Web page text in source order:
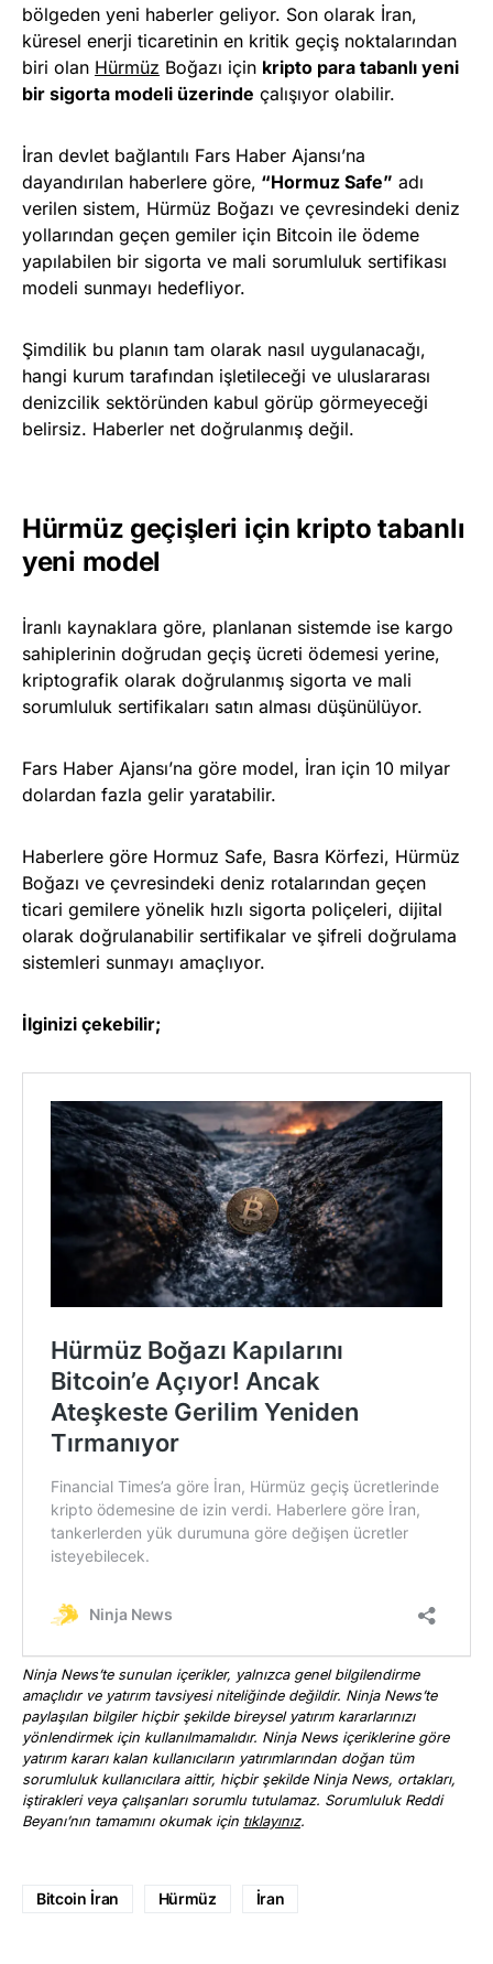
bölgeden yeni haberler geliyor. Son olarak İran,
küresel enerji ticaretinin en kritik geçiş noktalarından
biri olan Hürmüz Boğazı için kripto para tabanlı yeni
bir sigorta modeli üzerinde çalışıyor olabilir.
İran devlet bağlantılı Fars Haber Ajansı’na
dayandırılan haberlere göre, “Hormuz Safe” adı
verilen sistem, Hürmüz Boğazı ve çevresindeki deniz
yollarından geçen gemiler için Bitcoin ile ödeme
yapılabilen bir sigorta ve mali sorumluluk sertifikası
modeli sunmayı hedefliyor.
Şimdilik bu planın tam olarak nasıl uygulanacağı,
hangi kurum tarafından işletileceği ve uluslararası
denizcilik sektöründen kabul görüp görmeyeceği
belirsiz. Haberler net doğrulanmış değil.
Hürmüz geçişleri için kripto tabanlı
yeni model
İranlı kaynaklara göre, planlanan sistemde ise kargo
sahiplerinin doğrudan geçiş ücreti ödemesi yerine,
kriptografik olarak doğrulanmış sigorta ve mali
sorumluluk sertifikaları satın alması düşünülüyor.
Fars Haber Ajansı’na göre model, İran için 10 milyar
dolardan fazla gelir yaratabilir.
Haberlere göre Hormuz Safe, Basra Körfezi, Hürmüz
Boğazı ve çevresindeki deniz rotalarından geçen
ticari gemilere yönelik hızlı sigorta poliçeleri, dijital
olarak doğrulanabilir sertifikalar ve şifreli doğrulama
sistemleri sunmayı amaçlıyor.
İlginizi çekebilir;
Ninja News’te sunulan içerikler, yalnızca genel bilgilendirme
amaçlıdır ve yatırım tavsiyesi niteliğinde değildir. Ninja News’te
paylaşılan bilgiler hiçbir şekilde bireysel yatırım kararlarınızı
yönlendirmek için kullanılmamalıdır. Ninja News içeriklerine göre
yatırım kararı kalan kullanıcıların yatırımlarından doğan tüm
sorumluluk kullanıcılara aittir, hiçbir şekilde Ninja News, ortakları,
iştirakleri veya çalışanları sorumlu tutulamaz. Sorumluluk Reddi
Beyanı’nın tamamını okumak için tıklayınız.
Bitcoin İran Hürmüz İran